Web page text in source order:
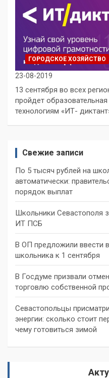
ГОРОДСКОЕ ХОЗЯЙСТВО
23-08-2019
13 сентября во всех
пройдет
технологиям «ИТ-
Свежие записи
По 5 тысяч рублей на
автоматически:
порядок выплат
Школьники Севастополя
ИТ ПСБ
В ОП предложили ввести
школьника к 1 сентября
В Госдуме призвали
торговлю собственной
Севастопольцы
энергии: сколько стоит
чему готовиться зимой